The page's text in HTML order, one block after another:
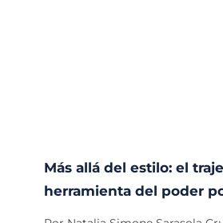
Más allá del estilo: el
herramienta del poder